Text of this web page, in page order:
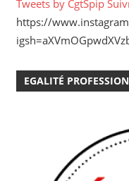
Tweets by CgtSpip
https://
EGALITÉ